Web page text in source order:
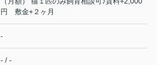
円 敷金+２ヶ月
-
- / -